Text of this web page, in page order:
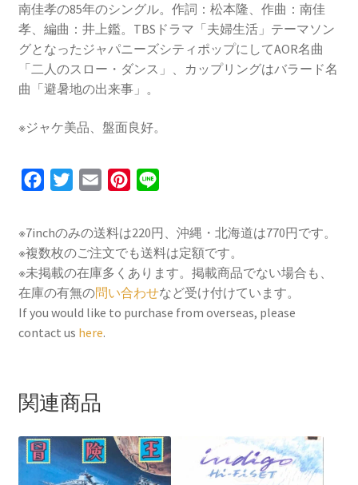
暑
地
の
来
[vinyl
個
南佳孝の85年のシングル。作詞：松本隆、作曲：南佳
孝、編曲：井上鑑。TBSドラマ「夫婦生活」テーマソン
グとなったジャパニーズシティポップにしてAOR名曲
「二人のスロー・ダンス」、カップリングはバラード名
曲「避暑地の出来事」。
※ジャケ美品、盤面良好。
e
b
o
o
k
t
t
e
r
a
i
l
t
e
r
e
n
e
※7inchのみの送料は220円、沖縄・北海道は770円です。
※複数枚のご注文でも送料は定額です。
※未掲載の在庫多くあります。掲載商品でない場合も、
在庫の有無の問い合わせなど受け付けています。
If you would like to purchase from overseas, please
contact us here.
関連商品